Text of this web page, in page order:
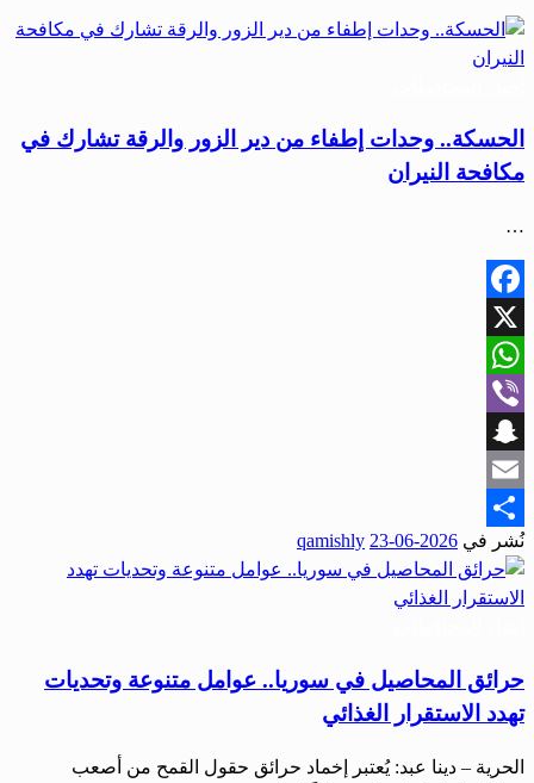
الحسكة.. وحدات إطفاء من دير الزور والرقة تشارك في
مكافحة النيران
…
Facebook
X
WhatsApp
Viber
Snapchat
Email
Share
نُشر في 2026-06-23
qamishly
حرائق المحاصيل في سوريا.. عوامل متنوعة وتحديات
تهدد الاستقرار الغذائي
الحرية – دينا عبد: يُعتبر إخماد حرائق حقول القمح من أصعب